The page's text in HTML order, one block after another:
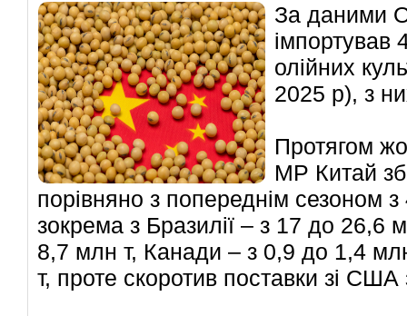
За даними
імпортував
олійних
2025 р), з
Протягом
МР Китай
порівняно з попереднім сезоном
зокрема з Бразилії – з 17 до 26,6
8,7 млн т, Канади – з 0,9 до 1,4
т, проте скоротив поставки зі